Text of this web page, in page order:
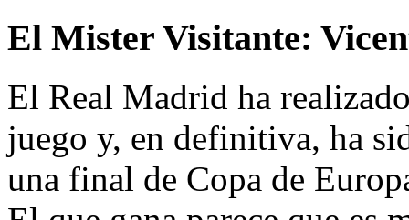
El Mister Visitante:
El Real Madrid ha
juego y, en definitiva, ha
una final de Copa de